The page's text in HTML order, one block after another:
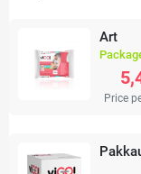
Art
Price